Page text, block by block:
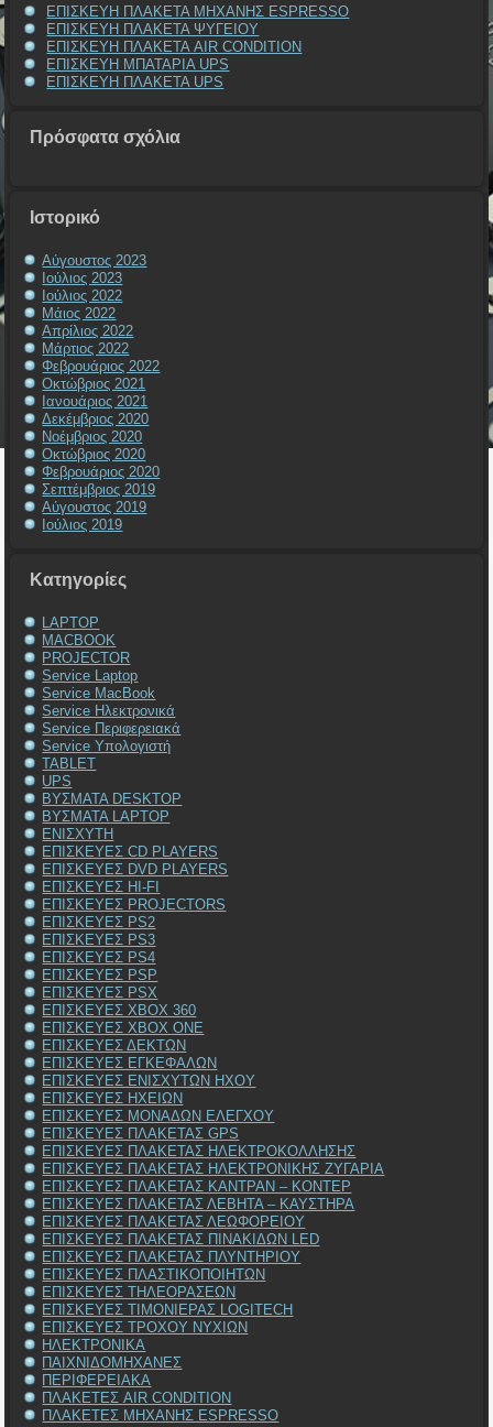
ΕΠΙΣΚΕΥΗ ΠΛΑΚΕΤΑ ΜΗΧΑΝΗΣ ESPRESSO
ΕΠΙΣΚΕΥΗ ΠΛΑΚΕΤΑ ΨΥΓΕΙΟΥ
ΕΠΙΣΚΕΥΗ ΠΛΑΚΕΤΑ AIR CONDITION
ΕΠΙΣΚΕΥΗ ΜΠΑΤΑΡΙΑ UPS
ΕΠΙΣΚΕΥΗ ΠΛΑΚΕΤΑ UPS
Πρόσφατα σχόλια
Ιστορικό
Αύγουστος 2023
Ιούλιος 2023
Ιούλιος 2022
Μάιος 2022
Απρίλιος 2022
Μάρτιος 2022
Φεβρουάριος 2022
Οκτώβριος 2021
Ιανουάριος 2021
Δεκέμβριος 2020
Νοέμβριος 2020
Οκτώβριος 2020
Φεβρουάριος 2020
Σεπτέμβριος 2019
Αύγουστος 2019
Ιούλιος 2019
Kατηγορίες
LAPTOP
MACBOOK
PROJECTOR
Service Laptop
Service MacBook
Service Ηλεκτρονικά
Service Περιφερειακά
Service Υπολογιστή
TABLET
UPS
ΒΥΣΜΑΤΑ DESKTOP
ΒΥΣΜΑΤΑ LAPTOP
ΕΝΙΣΧΥΤΗ
ΕΠΙΣΚΕΥΕΣ CD PLAYERS
ΕΠΙΣΚΕΥΕΣ DVD PLAYERS
ΕΠΙΣΚΕΥΕΣ HI-FI
ΕΠΙΣΚΕΥΕΣ PROJECTORS
ΕΠΙΣΚΕΥΕΣ PS2
ΕΠΙΣΚΕΥΕΣ PS3
ΕΠΙΣΚΕΥΕΣ PS4
ΕΠΙΣΚΕΥΕΣ PSP
ΕΠΙΣΚΕΥΕΣ PSX
ΕΠΙΣΚΕΥΕΣ XBOX 360
ΕΠΙΣΚΕΥΕΣ XBOX ONE
ΕΠΙΣΚΕΥΕΣ ΔΕΚΤΩΝ
ΕΠΙΣΚΕΥΕΣ ΕΓΚΕΦΑΛΩΝ
ΕΠΙΣΚΕΥΕΣ ΕΝΙΣΧΥΤΩΝ ΗΧΟΥ
ΕΠΙΣΚΕΥΕΣ ΗΧΕΙΩΝ
ΕΠΙΣΚΕΥΕΣ ΜΟΝΑΔΩΝ ΕΛΕΓΧΟΥ
ΕΠΙΣΚΕΥΕΣ ΠΛΑΚΕΤΑΣ GPS
ΕΠΙΣΚΕΥΕΣ ΠΛΑΚΕΤΑΣ ΗΛΕΚΤΡΟΚΟΛΛΗΣΗΣ
ΕΠΙΣΚΕΥΕΣ ΠΛΑΚΕΤΑΣ ΗΛΕΚΤΡΟΝΙΚΗΣ ΖΥΓΑΡΙΑ
ΕΠΙΣΚΕΥΕΣ ΠΛΑΚΕΤΑΣ ΚΑΝΤΡΑΝ – ΚΟΝΤΕΡ
ΕΠΙΣΚΕΥΕΣ ΠΛΑΚΕΤΑΣ ΛΕΒΗΤΑ – ΚΑΥΣΤΗΡΑ
ΕΠΙΣΚΕΥΕΣ ΠΛΑΚΕΤΑΣ ΛΕΩΦΟΡΕΙΟΥ
ΕΠΙΣΚΕΥΕΣ ΠΛΑΚΕΤΑΣ ΠΙΝΑΚΙΔΩΝ LED
ΕΠΙΣΚΕΥΕΣ ΠΛΑΚΕΤΑΣ ΠΛΥΝΤΗΡΙΟΥ
ΕΠΙΣΚΕΥΕΣ ΠΛΑΣΤΙΚΟΠΟΙΗΤΩΝ
ΕΠΙΣΚΕΥΕΣ ΤΗΛΕΟΡΑΣΕΩΝ
ΕΠΙΣΚΕΥΕΣ ΤΙΜΟΝΙΕΡΑΣ LOGITECH
ΕΠΙΣΚΕΥΕΣ ΤΡΟΧΟΥ ΝΥΧΙΩΝ
ΗΛΕΚΤΡΟΝΙΚΑ
ΠΑΙΧΝΙΔΟΜΗΧΑΝΕΣ
ΠΕΡΙΦΕΡΕΙΑΚΑ
ΠΛΑΚΕΤΕΣ AIR CONDITION
ΠΛΑΚΕΤΕΣ ΜΗΧΑΝΗΣ ESPRESSO